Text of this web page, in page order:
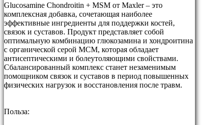
Glucosamine Chondroitin + MSM от Maxler – это
комплексная добавка, сочетающая наиболее
эффективные ингредиенты для поддержки костей,
связок и суставов. Продукт представляет собой
оптимальную комбинацию глюкозамина и хондроитина
с органической серой МСМ, которая обладает
антисептическими и болеутоляющими свойствами.
Сбалансированный комплекс станет незаменимым
помощником связок и суставов в период повышенных
физических нагрузок и восстановления после травм.
Польза: